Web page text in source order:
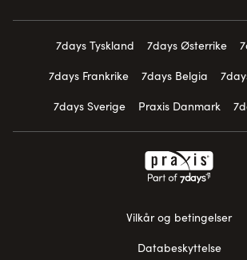
7days Tyskland 7days Østerrike
7days Frankrike
7days Belgia
7days Sverige
Praxis Danmark
Vilkår og betingelser
Databeskyttelse